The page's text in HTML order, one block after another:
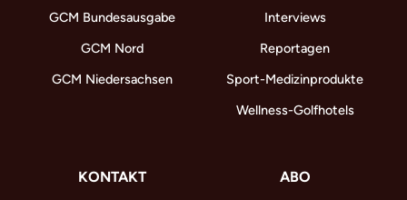
GCM Bundesausgabe
GCM Nord
GCM Niedersachsen
Interviews
Reportagen
Sport-Medizinprodukte
Wellness-Golfhotels
KONTAKT ABO